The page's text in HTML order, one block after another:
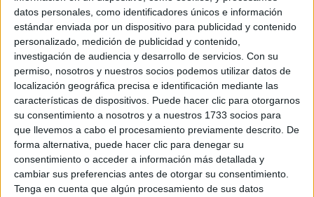
datos personales, como identificadores únicos e información
estándar enviada por un dispositivo para publicidad y contenido
personalizado, medición de publicidad y contenido,
investigación de audiencia y desarrollo de servicios. Con su
permiso, nosotros y nuestros socios podemos utilizar datos de
localización geográfica precisa e identificación mediante las
características de dispositivos. Puede hacer clic para otorgarnos
su consentimiento a nosotros y a nuestros 1733 socios para
que llevemos a cabo el procesamiento previamente descrito. De
forma alternativa, puede hacer clic para denegar su
consentimiento o acceder a información más detallada y
cambiar sus preferencias antes de otorgar su consentimiento.
Tenga en cuenta que algún procesamiento de sus datos
Inicio
Etiquetas: La universidad - un mundo UJI